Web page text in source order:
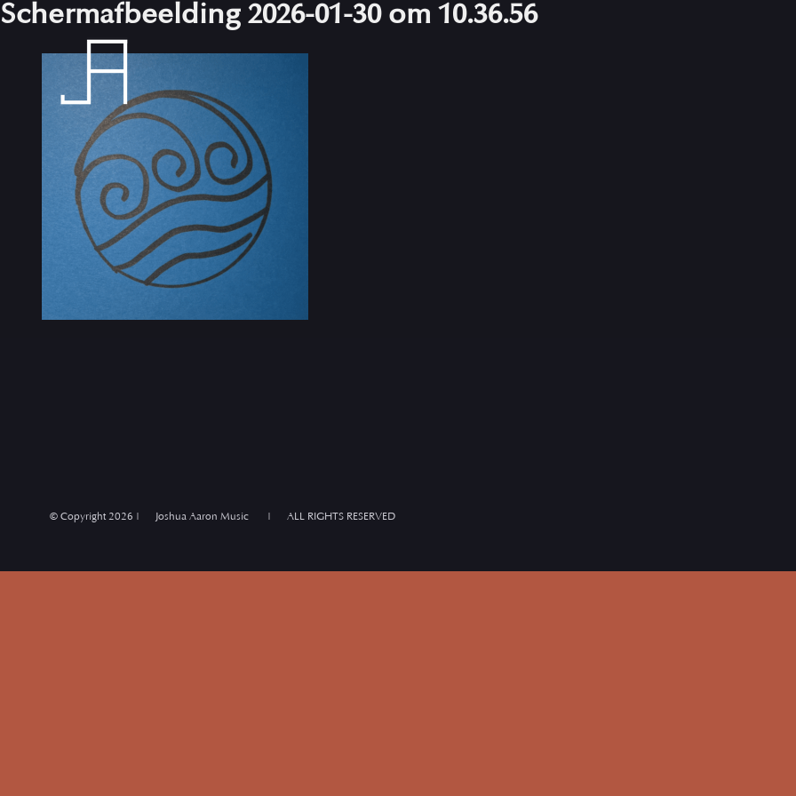
Skip
Scherm­afbeelding 2026-01-30 om 10.36.56
© Copyright2026 | Joshua Aaron Music | ALL RIGHTS RESERVED